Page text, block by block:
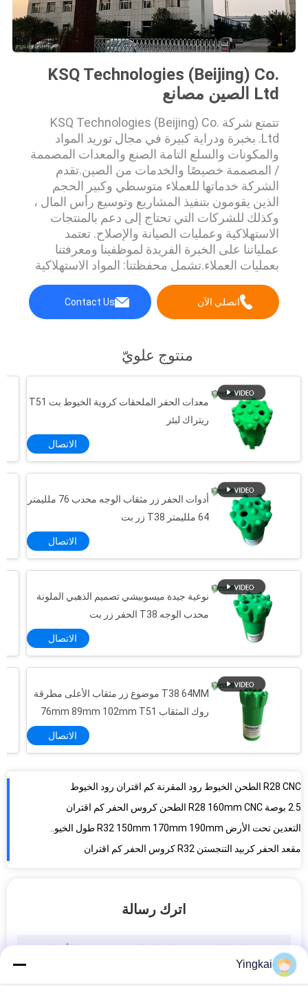
KSQ Technologies (Beijing) Co.
Ltd الصين مصانع
تتمتع شركة KSQ Technologies (Beijing) Co.
Ltd. بخبرة ودراية كبيرة في مجال توريد المواد
والمكونات والسلع التامة الصنع والمعدات المصممة
/ المصممة خصيصًا والخدمات من الصين.تقدم
الشركة خدماتها للعملاء متوسطي وكبير الحجم
الذين يقومون بتنفيذ المشاريع وتوسيع رأس المال ،
وكذلك للشركات التي تحتاج إلى دعم بالمنتجات
الاستهلاكية وعمليات الصيانة والإصلاح. تعتمد
عملياتنا على الخبرة الفريدة لموظفينا ومعرفتنا
بعمليات العملاء.تشمل محفظتنا: المواد الاستهلاكية
المستخدمة في صناعات التعدين والبناء قطع الغيار
المستخدمة للمعدات التي نبيعها لصناعات التعدين
اتصلي الآن Contact Us
منتوج علويّ
معدات الحفر الملحقات كروية الخيوط بت T51
ريتراك لبئر
الاتصال
أدوات الحفر زر مثقاب الوجه محدب 76 ملليمتر
64 ملليمتر T38 زر بت
الاتصال
نوعية جيدة ميسوبيشي تصميم الذهبي الملونة
محدب الوجه T38 الحفر زر بت
الاتصال
T38 64MM موضوع زر مثقاب الأعلى مطرقة
روك المثقاب 76mm 89mm 102mm T51
الاتصال
R28 CNC الطحن الخيوط رود المقرنة كم اقتران رود الخيوط
2.5 بوصة R28 160mm CNC الطحن كروس الحفر كم اقتران
التعدين تحت الأرض R32 150mm 170mm 190mm طول الخيوط رود كم اقتران
مقعد الحفر كربيد التنجستن R32 كروس الحفر كم اقتران
اترك رسالة
Yingkai